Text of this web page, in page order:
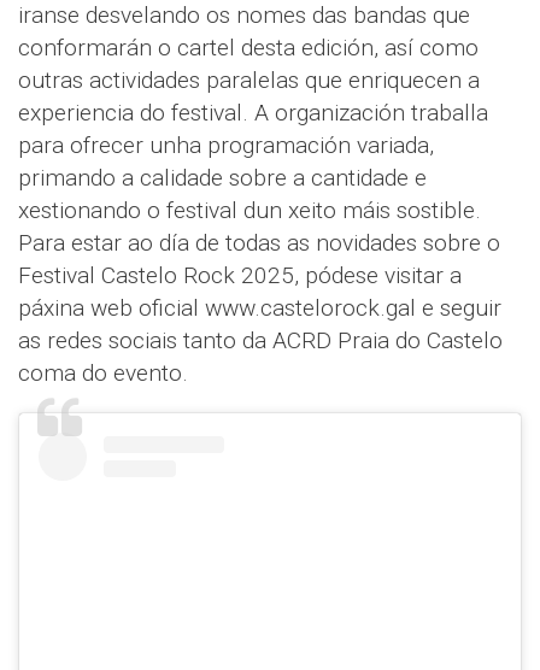
iranse desvelando os nomes das bandas que
conformarán o cartel desta edición, así como
outras actividades paralelas que enriquecen a
experiencia do festival. A organización traballa
para ofrecer unha programación variada,
primando a calidade sobre a cantidade e
xestionando o festival dun xeito máis sostible.
Para estar ao día de todas as novidades sobre o
Festival Castelo Rock 2025, pódese visitar a
páxina web oficial www.castelorock.gal e seguir
as redes sociais tanto da ACRD Praia do Castelo
coma do evento.